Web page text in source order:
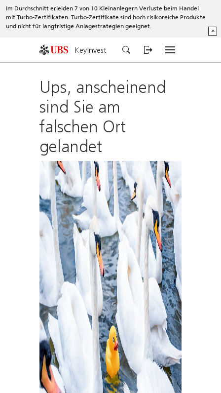
Im Durchschnitt erleiden 7 von 10 Kleinanlegern Verluste beim Handel
mit Turbo-Zertifikaten. Turbo-Zertifikate sind hoch risikoreiche Produkte
und nicht für langfristige Anlagestrategien geeignet.
^
KeyInvest
Ups, anscheinend
sind Sie am
falschen Ort
gelandet